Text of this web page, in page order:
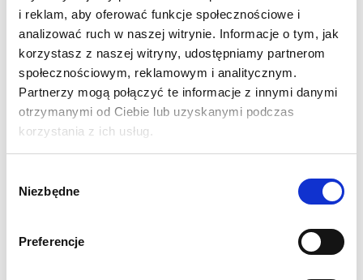
i reklam, aby oferować funkcje społecznościowe i
analizować ruch w naszej witrynie. Informacje o tym, jak
korzystasz z naszej witryny, udostępniamy partnerom
społecznościowym, reklamowym i analitycznym.
Partnerzy mogą połączyć te informacje z innymi danymi
otrzymanymi od Ciebie lub uzyskanymi podczas
korzystania z ich usług.
zgody
Niezbędne
Preferencje
włoskiego, zapraszamy do kontaktu za pomocą
formularza,dostępnego tutaj
Nasze specjalizacje
PR i Marketing